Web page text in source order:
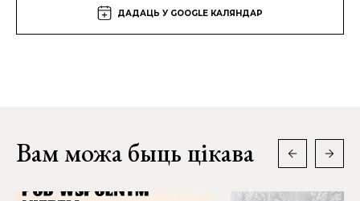
ДАДАЦЬ У GOOGLE КАЛЯНДАР
Вам можа быць цікава